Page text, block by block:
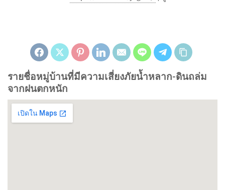
รายชื่อหมู่บ้านที่มีความเสี่ยงภัยน้ำหลาก-ดินถล่ม
จากฝนตกหนัก